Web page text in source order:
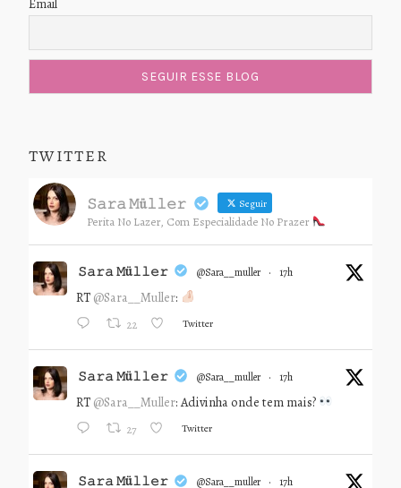
Email
TWITTER
𝚂𝚊𝚛𝚊 𝙼ü𝚕𝚕𝚎𝚛 Seguir
Perita No Lazer, Com Especialidade No Prazer
𝚂𝚊𝚛𝚊 𝙼ü𝚕𝚕𝚎𝚛 @sara__muller · 17h
RT @Sara__Muller:
22 Twitter
𝚂𝚊𝚛𝚊 𝙼ü𝚕𝚕𝚎𝚛 @sara__muller · 17h
RT @Sara__Muller: Adivinha onde tem mais?
27 Twitter
𝚂𝚊𝚛𝚊 𝙼ü𝚕𝚕𝚎𝚛 @sara__muller · 17h